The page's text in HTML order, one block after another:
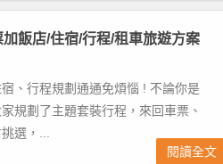
飯店/住宿/行程/租車旅遊方案
、行程規劃通通免煩惱 ! 不論你是
規劃了主題套裝行程，來回車票、
選，...
閱讀全文